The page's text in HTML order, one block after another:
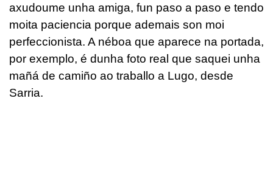
axudoume unha amiga, fun paso a paso e tendo
moita paciencia porque ademais son moi
perfeccionista. A néboa que aparece na portada,
por exemplo, é dunha foto real que saquei unha
mañá de camiño ao traballo a Lugo, desde
Sarria.